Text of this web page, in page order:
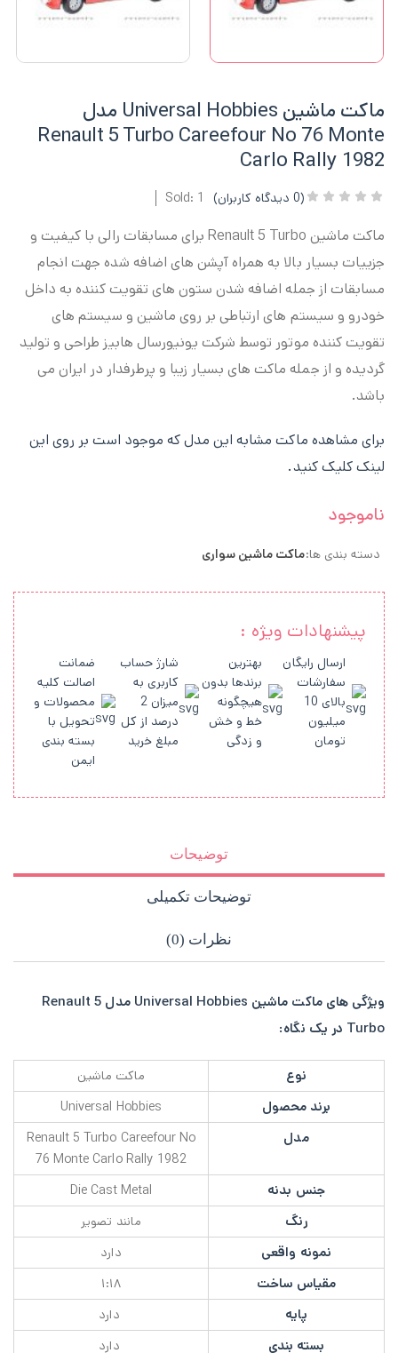
ماکت ماشین Universal Hobbies مدل
Renault 5 Turbo Careefour No 76 Monte
Carlo Rally 1982
(
0 دیدگاه کاربران) Sold: 1
ماکت ماشین Renault 5 Turbo برای مسابقات رالی با کیفیت و
جزییات بسیار بالا به همراه آپشن های اضافه شده جهت انجام
مسابقات از جمله اضافه شدن ستون های تقویت کننده به داخل
خودرو و سیستم های ارتباطی بر روی ماشین و سیستم های
تقویت کننده موتور توسط شرکت یونیورسال هابیز طراحی و تولید
گردیده و از جمله ماکت های بسیار زیبا و پرطرفدار در ایران می
باشد.
برای مشاهده ماکت مشابه این مدل که موجود است بر روی این
لینک کلیک کنید.
ناموجود
دسته بندی ها:ماکت ماشین سواری
پیشنهادات ویژه :
ارسال رایگان
سفارشات
بالای 10
میلیون
تومان
بهترین
برندها بدون
هیچگونه
خط و خش
و زدگی
شارژ حساب
کاربری به
میزان 2
درصد از کل
مبلغ خرید
ضمانت
اصالت کلیه
محصولات و
تحویل با
بسته بندی
ایمن
توضیحات
توضیحات تکمیلی
نظرات (0)
ویژگی های ماکت ماشین Universal Hobbies مدل Renault 5
Turbo در یک نگاه:
نوع ماکت ماشین
برند محصول Universal Hobbies
مدل
Renault 5 Turbo Careefour No
76 Monte Carlo Rally 1982
جنس بدنه Die Cast Metal
رنگ مانند تصویر
نمونه واقعی دارد
مقیاس ساخت ۱:۱۸
پایه دارد
بسته بندی دارد